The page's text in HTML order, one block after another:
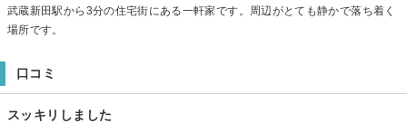
武蔵新田駅から3分の住宅街にある一軒家です。周辺がとても静かで落ち着く
場所です。
口コミ
スッキリしました